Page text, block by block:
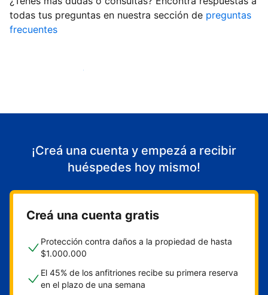
todas tus preguntas en nuestra sección de preguntas
frecuentes
Empezá a recibir huéspedes
¡Creá una cuenta y empezá a recibir
huéspedes hoy mismo!
Creá una cuenta gratis
Protección contra daños a la propiedad de hasta
$1.000.000
El 45% de los anfitriones recibe su primera reserva
en el plazo de una semana